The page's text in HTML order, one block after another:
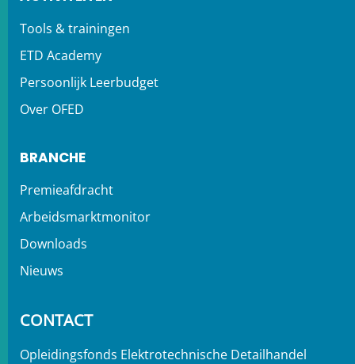
Tools & trainingen
ETD Academy
Persoonlijk Leerbudget
Over OFED
BRANCHE
Premieafdracht
Arbeidsmarktmonitor
Downloads
Nieuws
CONTACT
Opleidingsfonds Elektrotechnische Detailhandel